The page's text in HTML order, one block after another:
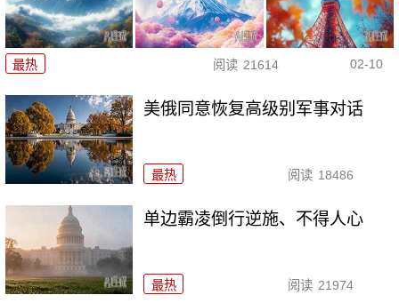
最热 阅读 21614 02-10
美俄同意恢复高级别军事对话
最热 阅读 18486
单边霸凌倒行逆施、不得人心
最热 阅读 21974